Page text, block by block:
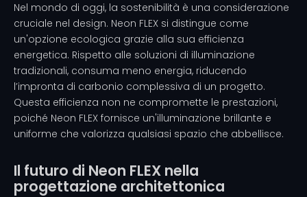
Nel mondo di oggi, la sostenibilità è una considerazione
cruciale nel design. Neon FLEX si distingue come
un'opzione ecologica grazie alla sua efficienza
energetica. Rispetto alle soluzioni di illuminazione
tradizionali, consuma meno energia, riducendo
l’impronta di carbonio complessiva di un progetto.
Questa efficienza non ne compromette le prestazioni,
poiché Neon FLEX fornisce un'illuminazione brillante e
uniforme che valorizza qualsiasi spazio che abbellisce.
Il futuro di Neon FLEX nella
progettazione architettonica